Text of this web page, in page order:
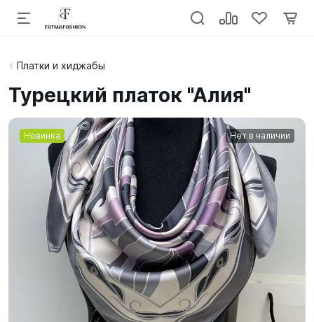
Платки и хиджабы
Турецкий платок "Алия"
Новинка Нет в наличии